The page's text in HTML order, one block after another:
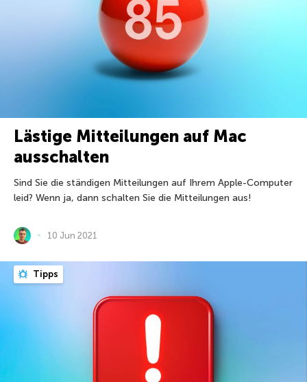
Lästige Mitteilungen auf Mac
ausschalten
Sind Sie die ständigen Mitteilungen auf Ihrem Apple-Computer
leid? Wenn ja, dann schalten Sie die Mitteilungen aus!
10 Jun 2021
Tipps